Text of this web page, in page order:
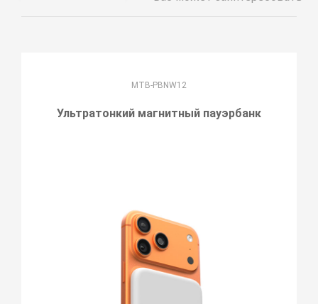
MTB-PBNW12
Ультратонкий магнитный пауэрбанк